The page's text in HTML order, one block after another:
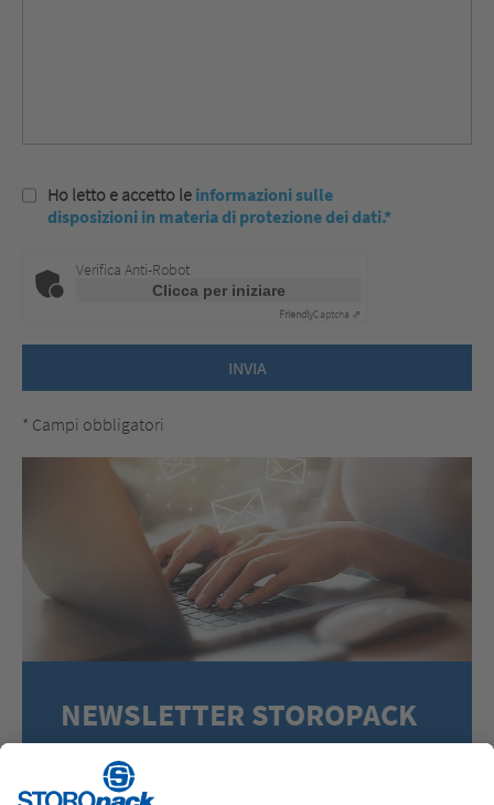
Ho letto e accetto le informazioni sulle
disposizioni in materia di protezione dei dati.*
Verifica Anti-Robot
Clicca per iniziare
FriendlyCaptcha ⇗
INVIA
* Campi obbligatori
NEWSLETTER STOROPACK
Iscriviti alla nostra newsletter e rimani aggiornato
sulle soluzioni di imballaggio più innovative.